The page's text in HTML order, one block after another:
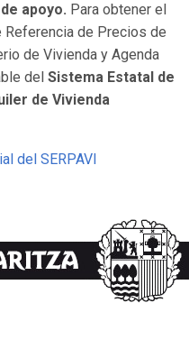
apoyo. Para obtener el
de Precios de
de Vivienda y Agenda
del Sistema Estatal de
de Vivienda
del SERPAVI